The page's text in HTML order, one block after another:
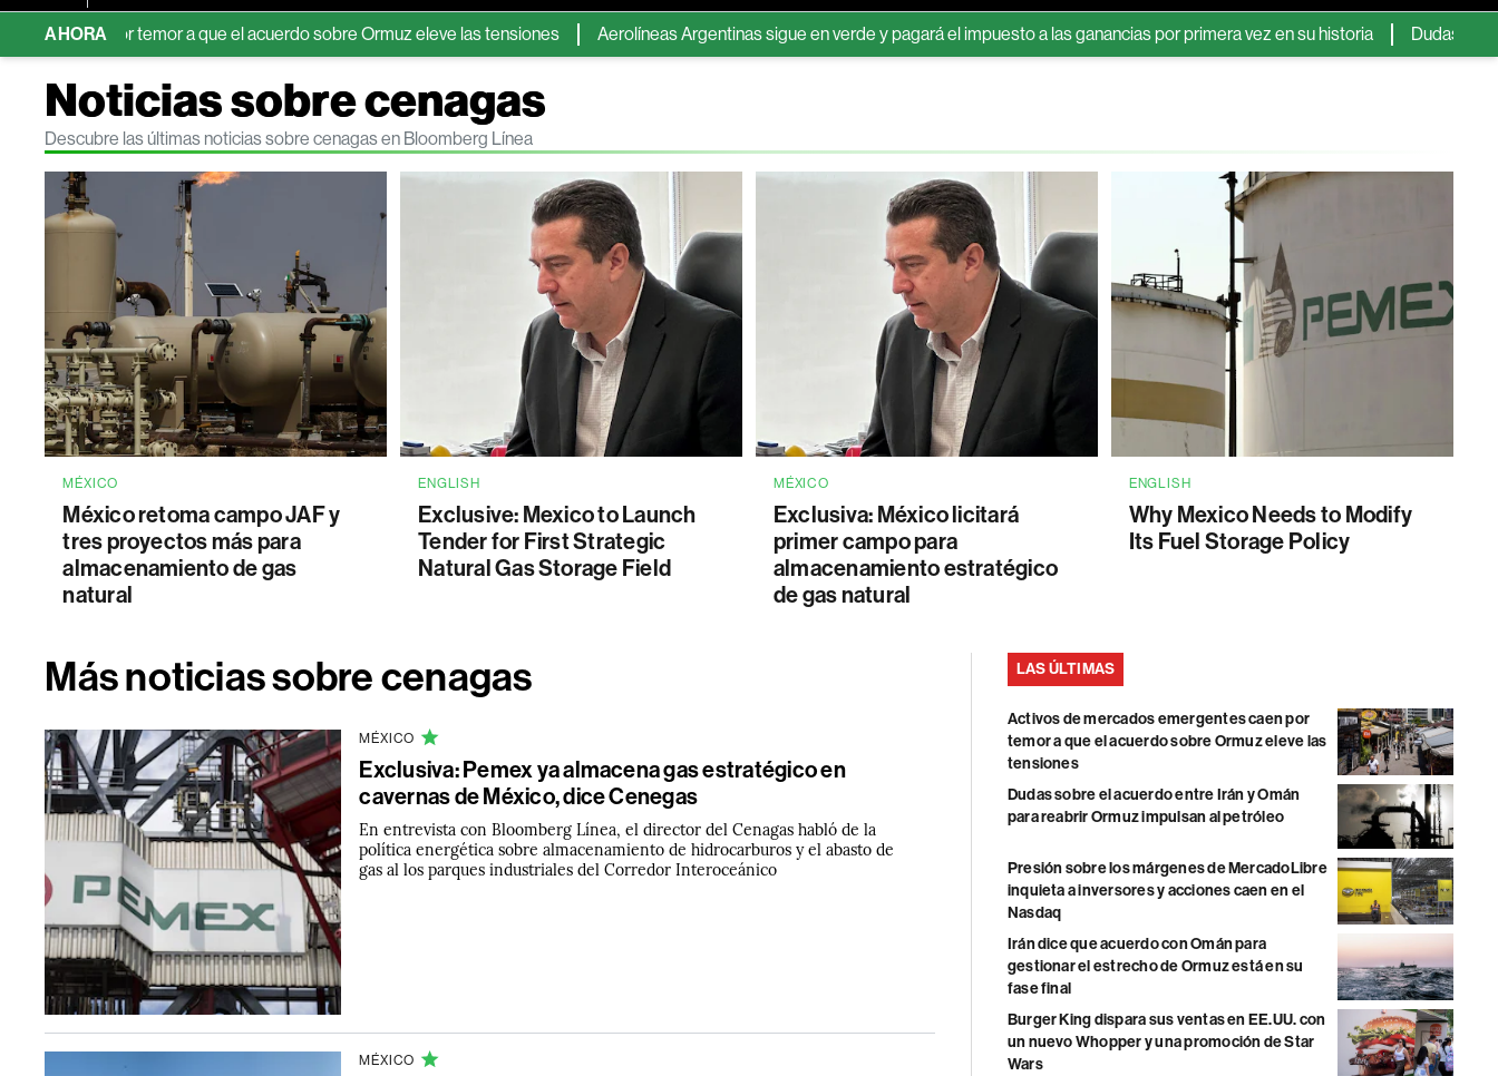
AHORA
por temor a que el acuerdo sobre Ormuz eleve las tensiones Aerolíneas Argentinas sigue en verde y pagará el impuesto a las ganancias por primera vez en su historia Dudas sobre el
Noticias sobre cenagas
Descubre las últimas noticias sobre cenagas en Bloomberg Línea
MÉXICO
México retoma campo JAF y
tres proyectos más para
almacenamiento de gas
natural
ENGLISH
Exclusive: Mexico to Launch
Tender for First Strategic
Natural Gas Storage Field
MÉXICO
Exclusiva: México licitará
primer campo para
almacenamiento estratégico
de gas natural
ENGLISH
Why Mexico Needs to Modify
Its Fuel Storage Policy
Más noticias sobre cenagas
MÉXICO
Exclusiva: Pemex ya almacena gas estratégico en
cavernas de México, dice Cenegas
En entrevista con Bloomberg Línea, el director del Cenagas habló de la
política energética sobre almacenamiento de hidrocarburos y el abasto de
gas al los parques industriales del Corredor Interoceánico
MÉXICO
LAS ÚLTIMAS
Activos de mercados emergentes caen por
temor a que el acuerdo sobre Ormuz eleve las
tensiones
Dudas sobre el acuerdo entre Irán y Omán
para reabrir Ormuz impulsan al petróleo
Presión sobre los márgenes de MercadoLibre
inquieta a inversores y acciones caen en el
Nasdaq
Irán dice que acuerdo con Omán para
gestionar el estrecho de Ormuz está en su
fase final
Burger King dispara sus ventas en EE.UU. con
un nuevo Whopper y una promoción de Star
Wars